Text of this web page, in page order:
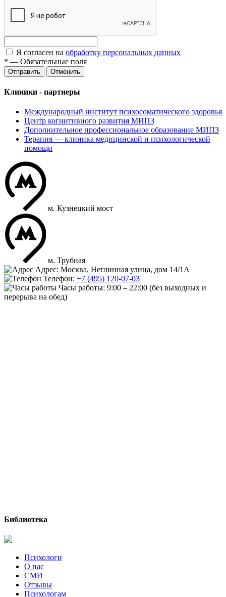
Я согласен на обработку персональных данных
* — Обязательные поля
Отменить
Клиники - партнеры
Международный институт психосоматического здоровья
Центр когнитивного развития МИПЗ
Дополнительное профессиональное образование МИПЗ
Терапия — клиника медицинской и психологической
помощи
м. Кузнецкий мост
м. Трубная
Адрес: Москва, Неглинная улица, дом 14/1А
Телефон: +7 (495) 120-07-03
Часы работы: 9:00 – 22:00 (без выходных и
перерыва на обед)
Библиотека
Психологи
О нас
СМИ
Отзывы
Психологам